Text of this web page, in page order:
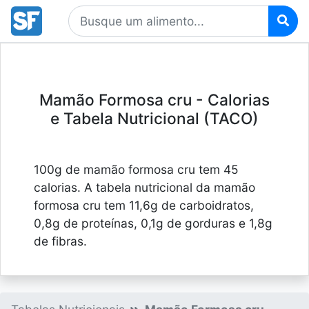
Mamão Formosa cru - Calorias
e Tabela Nutricional (TACO)
100g de mamão formosa cru tem 45
calorias. A tabela nutricional da mamão
formosa cru tem 11,6g de carboidratos,
0,8g de proteínas, 0,1g de gorduras e 1,8g
de fibras.